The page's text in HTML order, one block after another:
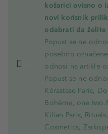
košarici ovisno o
novi korisnik
odabrati da želite
Popust se ne
posebno
odnosi na artikle
Popust se ne
Kérastase Paris,
Bohème,
Kilian Paris,
Cosmetics,